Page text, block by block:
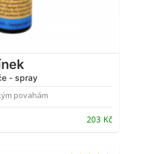
- spray
povahám
203 Kč